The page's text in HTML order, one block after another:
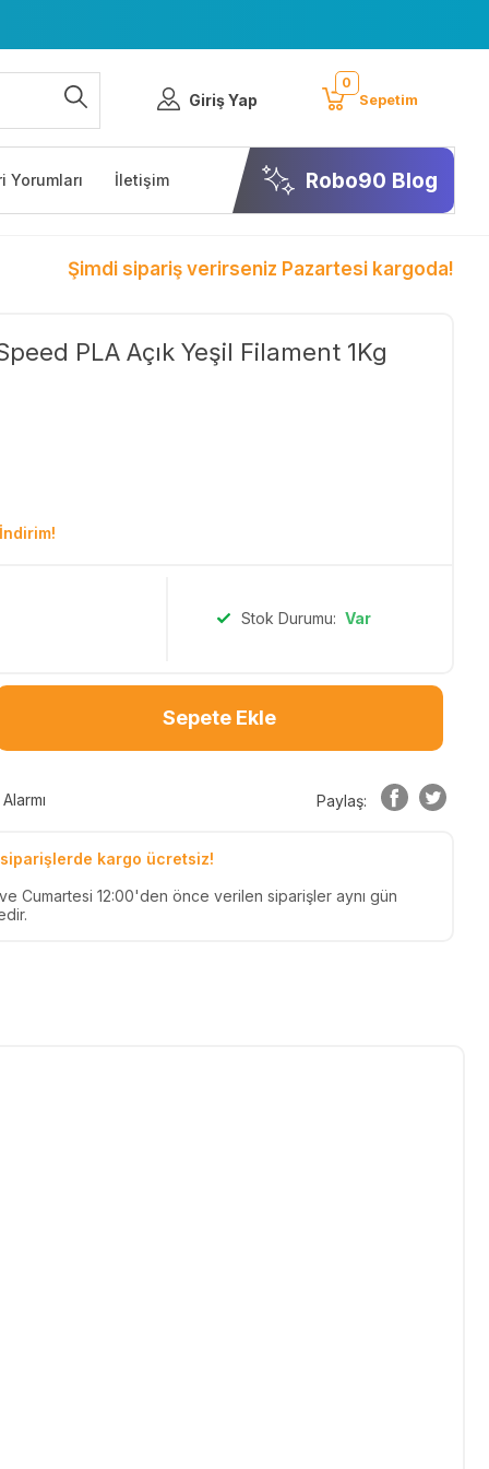
Giriş Yap
0
Sepetim
Yorumları İletişim Robo90 Blog
Şimdi sipariş verirseniz Pazartesi kargoda!
PLA Açık Yeşil Filament 1Kg
Stok Durumu:Var
Sepete Ekle
Paylaş:
kargo ücretsiz!
Cumartesi 12:00'den önce verilen siparişler aynı gün